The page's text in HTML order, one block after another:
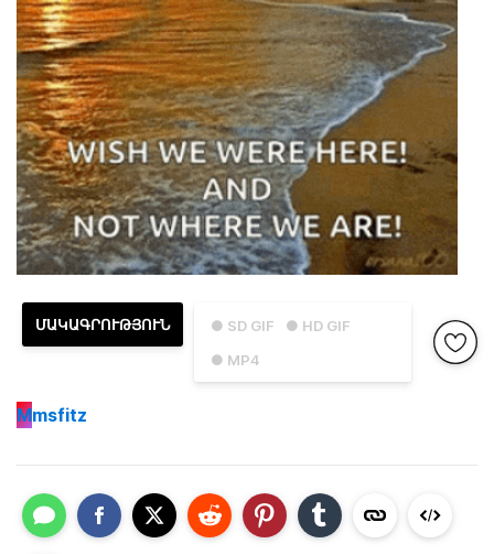
● SD GIF
● HD GIF
● MP4
ՄԱԿԱԳՐՈՒԹՅՈՒՆ
Mmsfitz